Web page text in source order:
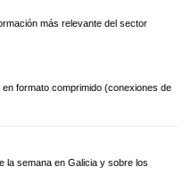
más relevante del sector
formato comprimido (conexiones de
la semana en Galicia y sobre los